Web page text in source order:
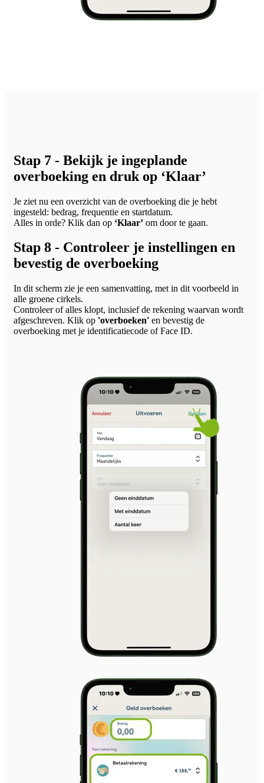
Stap 7 - Bekijk je ingeplande
overboeking en druk op ‘Klaar’
Je ziet nu een overzicht van de overboeking die je hebt
ingesteld: bedrag, frequentie en startdatum.
Alles in orde? Klik dan op ‘Klaar’ om door te gaan.
Stap 8 - Controleer je instellingen en
bevestig de overboeking
In dit scherm zie je een samenvatting, met in dit voorbeeld in
alle groene cirkels.
Controleer of alles klopt, inclusief de rekening waarvan wordt
afgeschreven. Klik op 'overboeken' en bevestig de
overboeking met je identificatiecode of Face ID.